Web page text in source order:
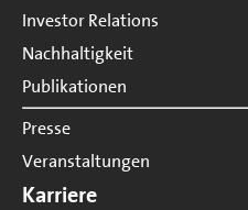
Investor Relations
Nachhaltigkeit
Publikationen
Presse
Veranstaltungen
Karriere